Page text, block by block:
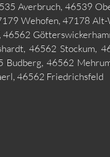
Averbruch, 46539
Wehofen, 47178
46562 Stockum,
46562
46562 Friedrichsfeld